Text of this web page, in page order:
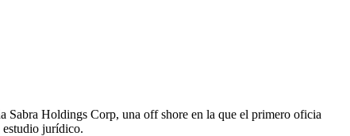
Sabra Holdings Corp, una off shore en la que el primero oficia
estudio jurídico.